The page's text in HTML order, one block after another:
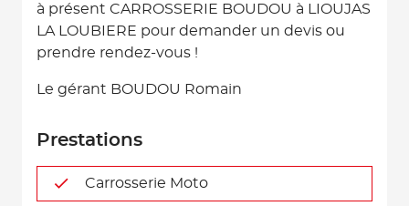
à présent CARROSSERIE BOUDOU à LIOUJAS
LA LOUBIERE pour demander un devis ou
prendre rendez-vous !
Le gérant BOUDOU Romain
Prestations
Carrosserie Moto